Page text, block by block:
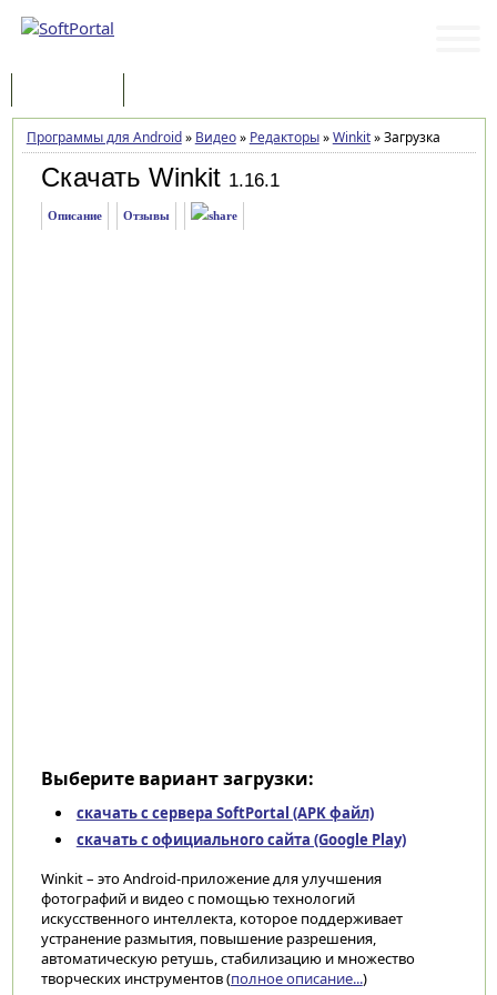
Программы для Android» Видео» Редакторы»Winkit»Загрузка
Скачать Winkit 1.16.1
Описание Отзывы
Выберите вариант загрузки:
скачать с сервера SoftPortal (APK файл)
скачать с официального сайта (Google Play)
Winkit – это Android-приложение для улучшения
фотографий и видео с помощью технологий
искусственного интеллекта, которое поддерживает
устранение размытия, повышение разрешения,
автоматическую ретушь, стабилизацию и множество
творческих инструментов (полное описание...)